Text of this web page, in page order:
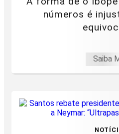
números é
Saiba